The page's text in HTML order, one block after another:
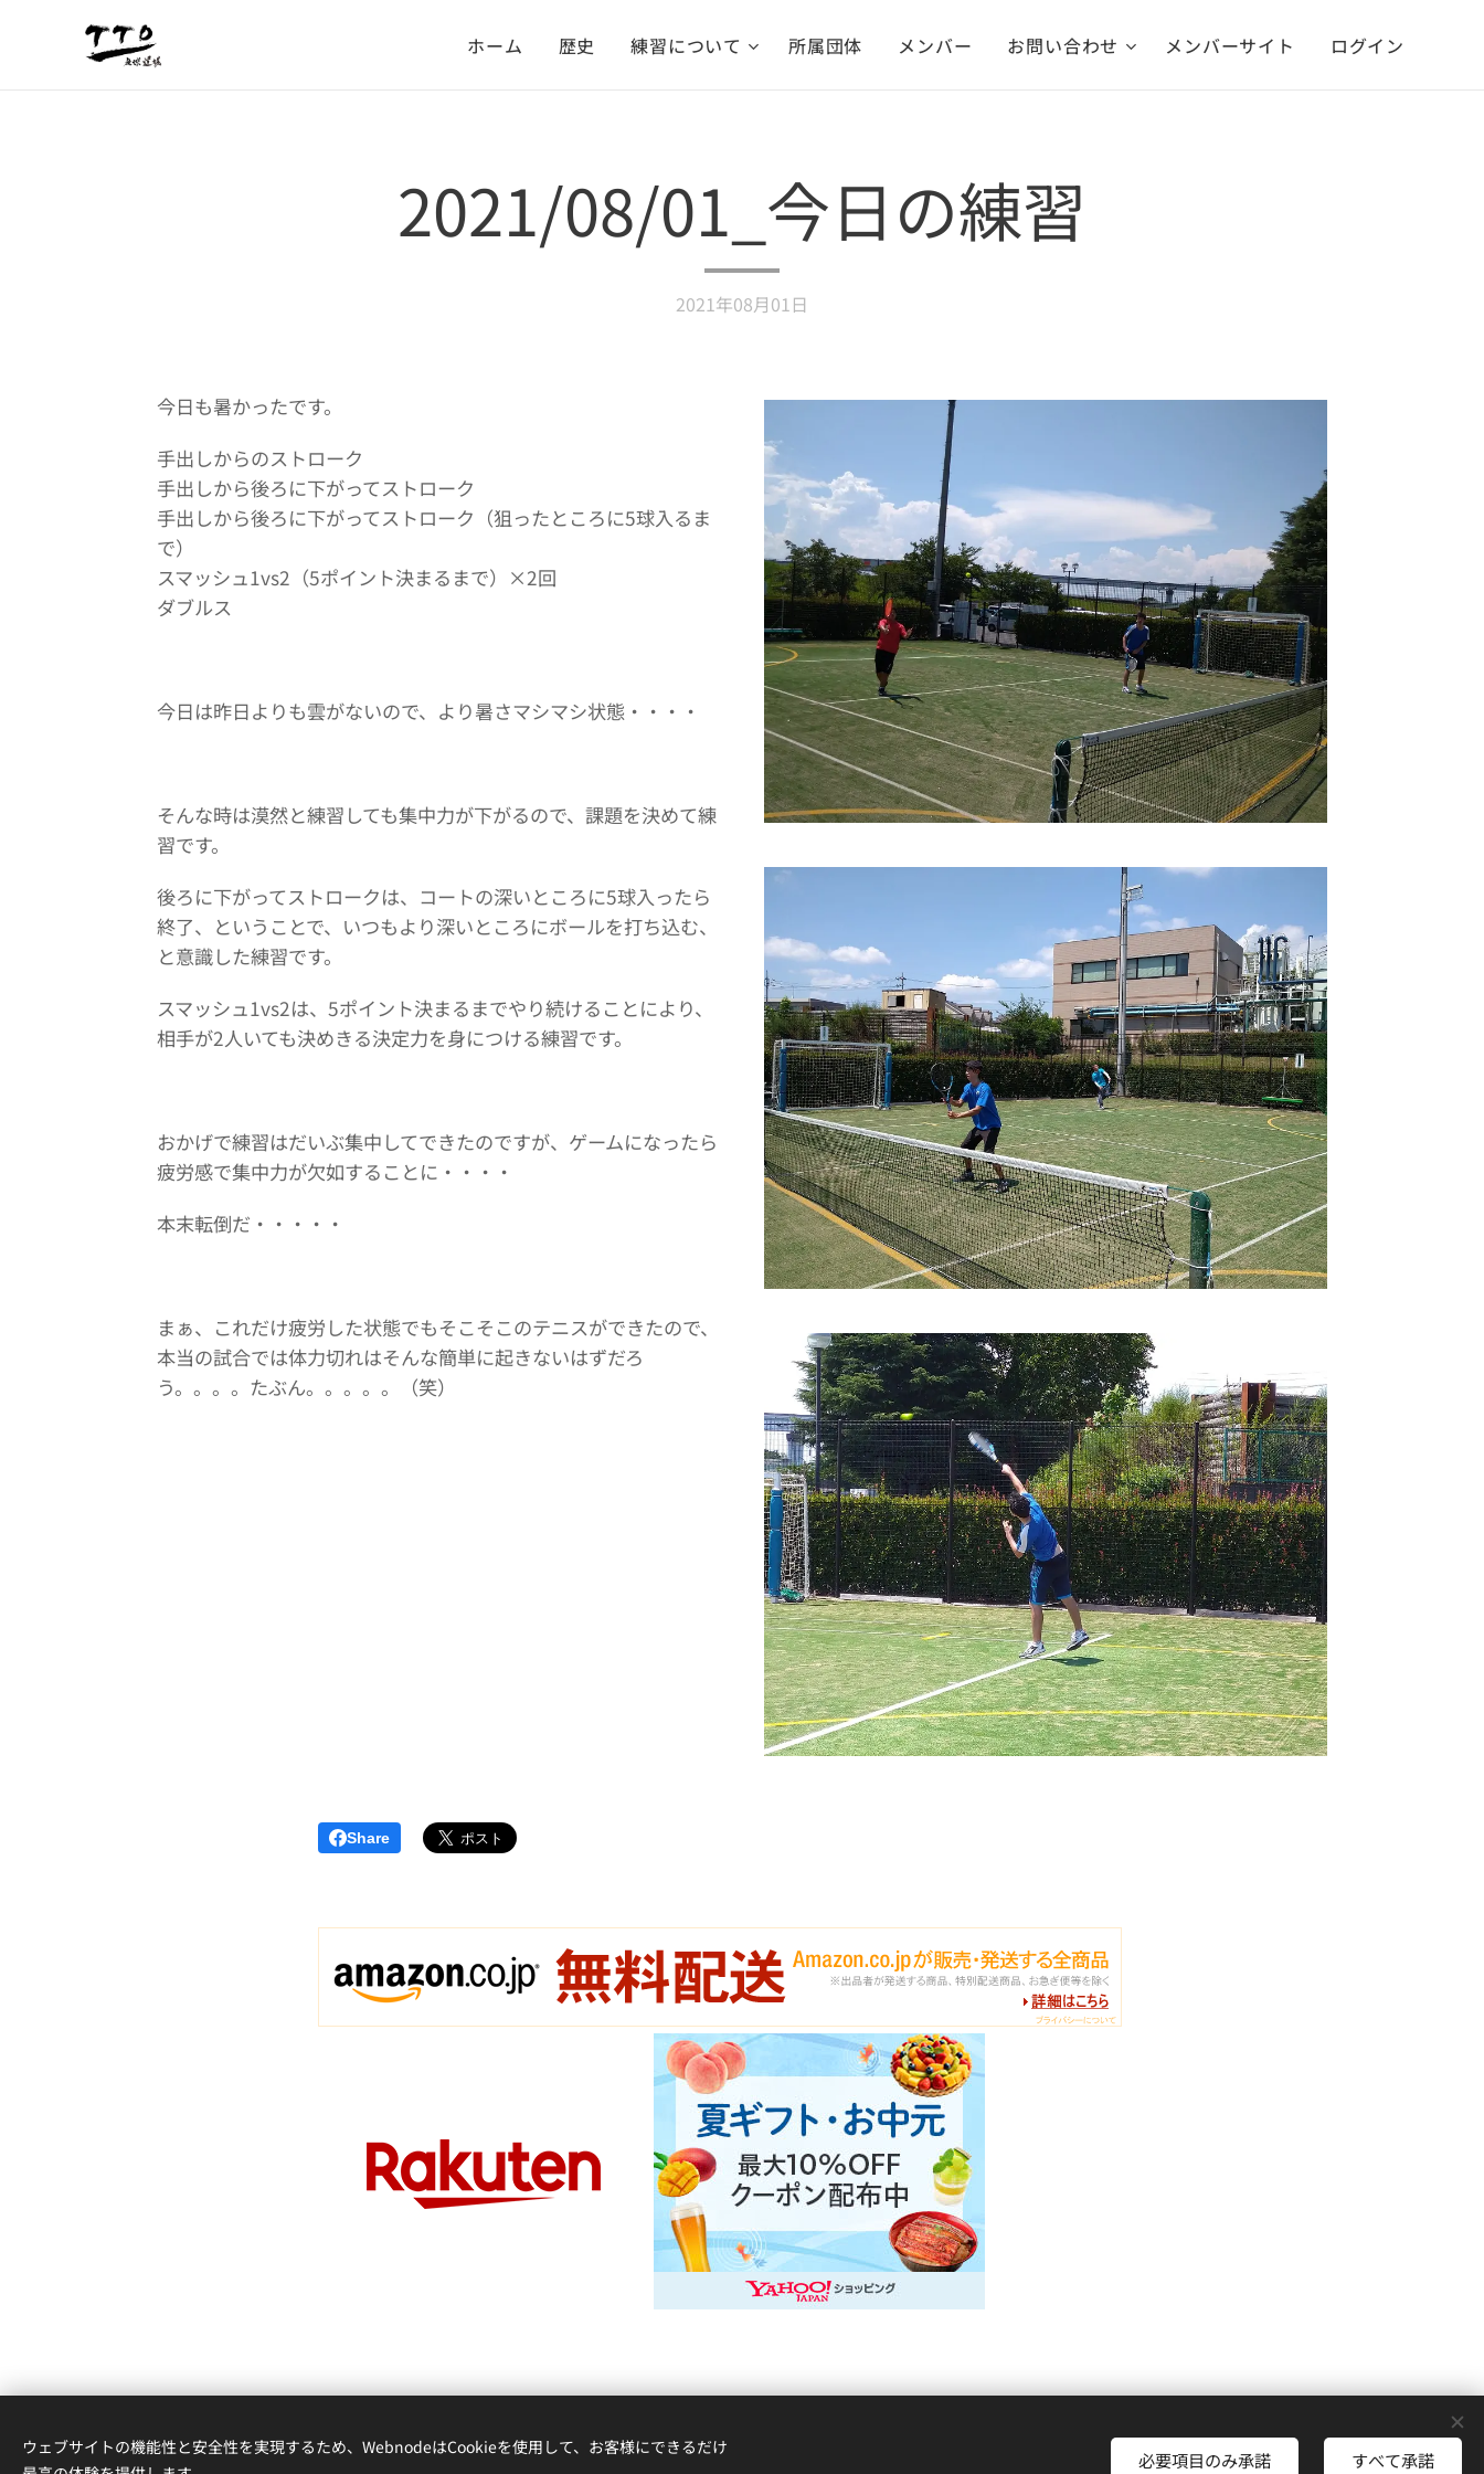
ホーム 歴史 練習について 所属団体 メンバー お問い合わせ メンバーサイト ログイン
2021/08/01_今日の練習
2021年08月01日
今日も暑かったです。
手出しからのストローク
手出しから後ろに下がってストローク
手出しから後ろに下がってストローク（狙ったところに5球入るま
で）
スマッシュ1vs2（5ポイント決まるまで）×2回
ダブルス
今日は昨日よりも雲がないので、より暑さマシマシ状態・・・・
そんな時は漠然と練習しても集中力が下がるので、課題を決めて練
習です。
後ろに下がってストロークは、コートの深いところに5球入ったら
終了、ということで、いつもより深いところにボールを打ち込む、
と意識した練習です。
スマッシュ1vs2は、5ポイント決まるまでやり続けることにより、
相手が2人いても決めきる決定力を身につける練習です。
おかげで練習はだいぶ集中してできたのですが、ゲームになったら
疲労感で集中力が欠如することに・・・・
本末転倒だ・・・・・
まぁ、これだけ疲労した状態でもそこそこのテニスができたので、
本当の試合では体力切れはそんな簡単に起きないはずだろ
う。。。。たぶん。。。。。（笑）
Share
© 2021 立川庭球道場
ウェブサイトの機能性と安全性を実現するため、WebnodeはCookieを使用して、お客様にできるだけ
必要項目のみ承諾 すべて承諾